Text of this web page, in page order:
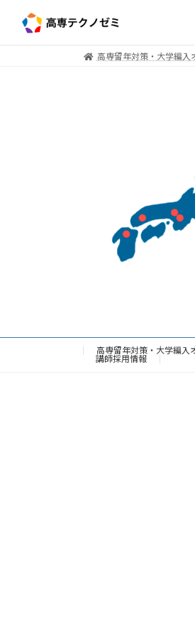
高専留年対策・大学編入
高専留年対策・大学編入
講師採用情報